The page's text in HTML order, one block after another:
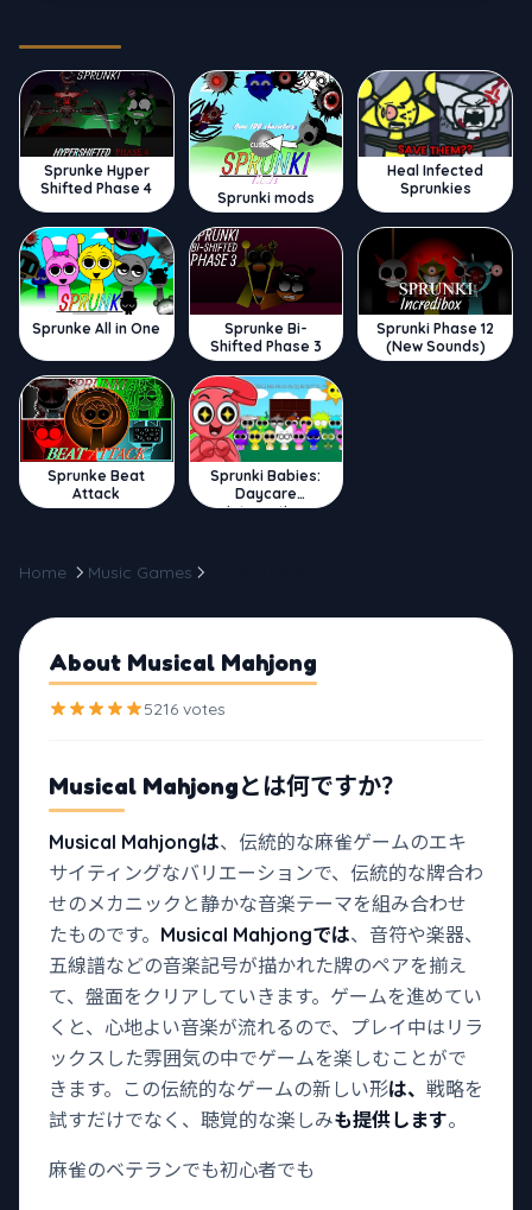
Sprunke Hyper
Shifted Phase 4
Sprunki mods
Heal Infected
Sprunkies
Sprunke All in One
Sprunke Bi-
Shifted Phase 3
Sprunki Phase 12
(New Sounds)
Sprunke Beat
Attack
Sprunki Babies:
Daycare
Interactive
Home Music Games
About Musical Mahjong
5216 votes
Musical Mahjongとは何ですか？
Musical Mahjongは、伝統的な麻雀ゲームのエキ
サイティングなバリエーションで、伝統的な牌合わ
せのメカニックと静かな音楽テーマを組み合わせ
たものです。 Musical Mahjongでは、音符や楽器、
五線譜などの音楽記号が描かれた牌のペアを揃え
て、盤面をクリアしていきます。ゲームを進めてい
くと、心地よい音楽が流れるので、プレイ中はリラ
ックスした雰囲気の中でゲームを楽しむことがで
きます。この伝統的なゲームの新しい形は、 戦略を
試すだけでなく、聴覚的な楽しみも提供します。
麻雀のベテランでも初心者でも